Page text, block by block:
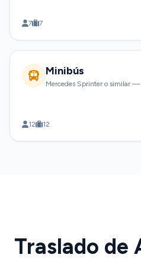
7 7
Minibús
Mercedes Sprinter o similar —
12 12
Traslado de